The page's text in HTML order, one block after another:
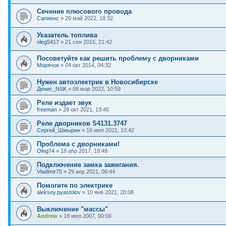
Сечение плюсового провода
Сапиенс » 20 май 2022, 18:32
Указатель топлива
oleg5417 » 21 сен 2015, 21:42
Посоветуйте как решить проблему с дворниками
Морячок » 04 окт 2014, 04:32
Нужен автоэлектрик в Новосибирске
Денис_NSK » 09 мар 2022, 10:59
Реле издает звук
freeman » 29 окт 2021, 13:45
Реле дворников S4131.3747
Сергей_Шмырин » 16 июл 2021, 10:42
Проблема с дворниками!
Oleg74 » 18 апр 2017, 19:49
Подключение замка зажигания.
Vladimir75 » 29 апр 2021, 06:44
Помогите по электрике
aleksey.pyastolov » 10 янв 2021, 20:08
Выключение "массы"
Andrew » 18 июл 2007, 00:06